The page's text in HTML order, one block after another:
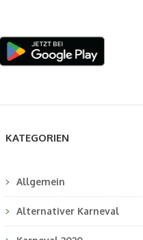
KATEGORIEN
Allgemein
Alternativer Karneval